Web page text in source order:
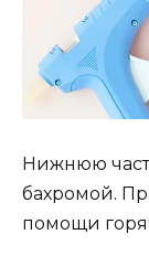
Нижнюю
бахромой.
помощи